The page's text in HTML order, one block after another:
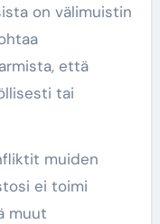
on välimuistin
että
tai
muiden
ei toimi
muut